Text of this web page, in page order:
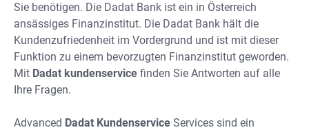
Sie benötigen. Die Dadat Bank ist ein in Österreich
ansässiges Finanzinstitut. Die Dadat Bank hält die
Kundenzufriedenheit im Vordergrund und ist mit dieser
Funktion zu einem bevorzugten Finanzinstitut geworden.
Mit Dadat kundenservice finden Sie Antworten auf alle
Ihre Fragen.
Advanced Dadat Kundenservice Services sind ein